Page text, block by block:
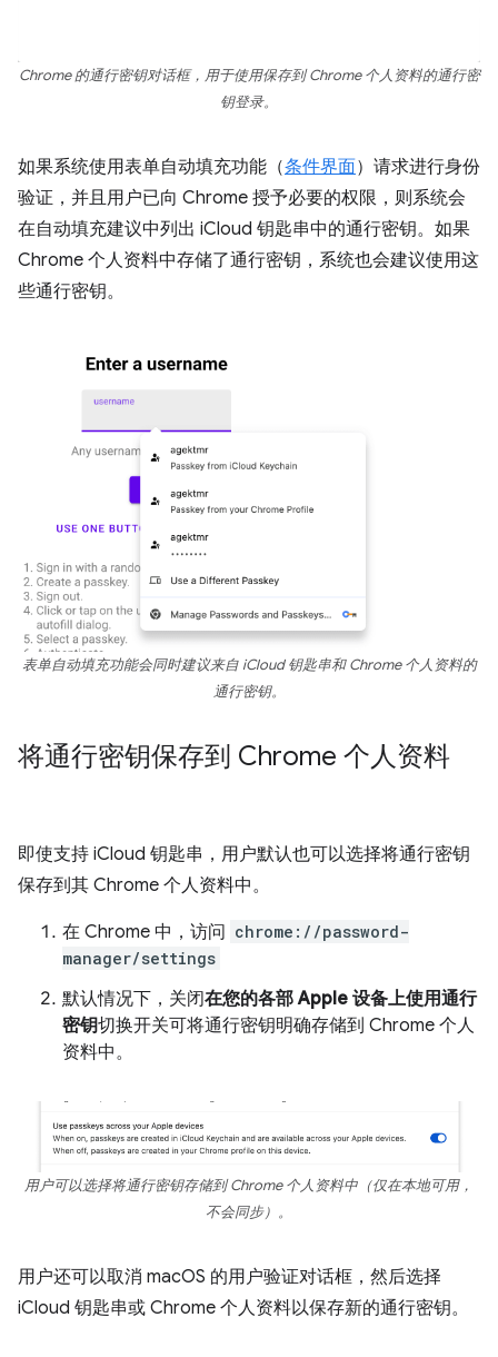
Chrome 的通行密钥对话框，用于使用保存到 Chrome 个人资料的通行密
钥登录。
如果系统使用表单自动填充功能（条件界面）请求进行身份
验证，并且用户已向 Chrome 授予必要的权限，则系统会
在自动填充建议中列出 iCloud 钥匙串中的通行密钥。如果
Chrome 个人资料中存储了通行密钥，系统也会建议使用这
些通行密钥。
表单自动填充功能会同时建议来自 iCloud 钥匙串和 Chrome 个人资料的
通行密钥。
将通行密钥保存到 Chrome 个人资料
即使支持 iCloud 钥匙串，用户默认也可以选择将通行密钥
保存到其 Chrome 个人资料中。
在 Chrome 中，访问 chrome://password-
manager/settings
默认情况下，关闭在您的各部 Apple 设备上使用通行
密钥切换开关可将通行密钥明确存储到 Chrome 个人
资料中。
用户可以选择将通行密钥存储到 Chrome 个人资料中（仅在本地可用，
不会同步）。
用户还可以取消 macOS 的用户验证对话框，然后选择
iCloud 钥匙串或 Chrome 个人资料以保存新的通行密钥。